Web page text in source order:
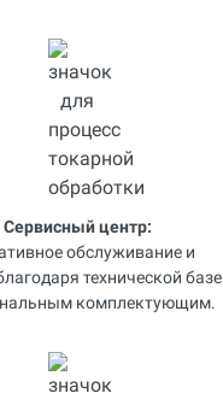
Сервисный центр:
обслуживание и
технической базе
комплектующим.